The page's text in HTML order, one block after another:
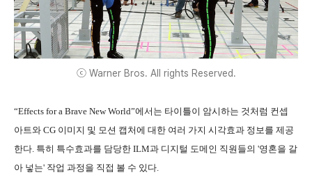
ⓒ Warner Bros. All rights Reserved.
“Effects for a Brave New World”에서는 타이틀이 암시하는 것처럼 컨셉
아트와 CG 이미지 및 모션 캡처에 대한 여러 가지 시각효과 정보를 제공
한다. 특히 특수효과를 담당한 ILM과 디지털 도메인 직원들의 '영혼을 갈
아 넣는' 작업 과정을 직접 볼 수 있다.